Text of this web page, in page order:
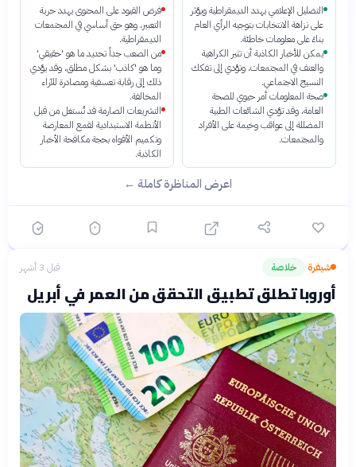
التضليل الإعلامي يهدد الديمقراطية ويؤثر
على نزاهة الانتخابات بتوجيه الرأي العام
بناءً على معلومات خاطئة.
يمكن للأخبار الكاذبة أن تثير الكراهية
والعنف في المجتمعات، وتؤدي إلى تفكك
النسيج الاجتماعي.
صحة المعلومات أمر حيوي للصحة
العامة، وقد تؤدي الشائعات الطبية
المضللة إلى عواقب وخيمة على الأفراد
والمجتمعات.
فرض القيود على المحتوى يهدد حرية
التعبير، وهو حق أساسي في المجتمعات
الديمقراطية.
من الصعب جداً تحديد ما هو 'حقيقي'
وما هو 'كاذب' بشكل مطلق، وقد يؤدي
ذلك إلى رقابة تعسفية ومصادرة للآراء
المخالفة.
التشريعات الصارمة قد تُستغل من قبل
الأنظمة الاستبدادية لقمع المعارضة
وتكميم الأفواه بحجة مكافحة الأخبار
الكاذبة.
اعرض المناظرة كاملة ←
شيفرة› خلاصة قبل 3 أشهر
أوروبا تطلق تطبيق التحقق من العمر في أبريل